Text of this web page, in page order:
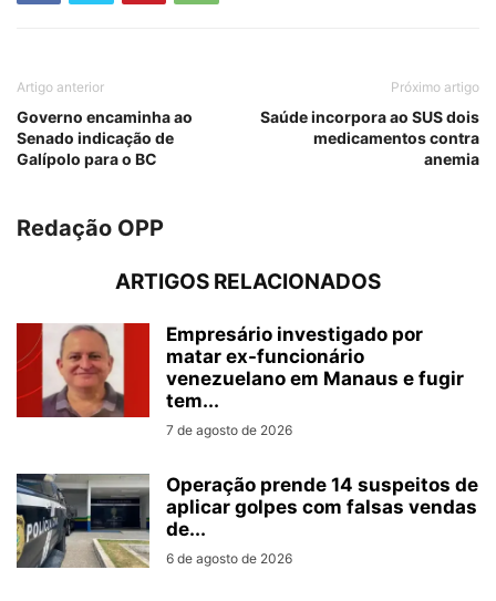
Artigo anterior
Governo encaminha ao
Senado indicação de
Galípolo para o BC
Próximo artigo
Saúde incorpora ao SUS dois
medicamentos contra
anemia
Redação OPP
ARTIGOS RELACIONADOS
Empresário investigado por
matar ex-funcionário
venezuelano em Manaus e fugir
tem...
7 de agosto de 2026
Operação prende 14 suspeitos de
aplicar golpes com falsas vendas
de...
6 de agosto de 2026